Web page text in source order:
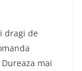
dragi de
mai